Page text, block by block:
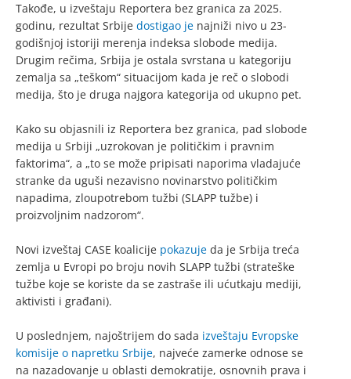
Takođe, u izveštaju Reportera bez granica za 2025.
godinu, rezultat Srbije dostigao je najniži nivo u 23-
godišnjoj istoriji merenja indeksa slobode medija.
Drugim rečima, Srbija je ostala svrstana u kategoriju
zemalja sa „teškom“ situacijom kada je reč o slobodi
medija, što je druga najgora kategorija od ukupno pet.
Kako su objasnili iz Reportera bez granica, pad slobode
medija u Srbiji „uzrokovan je političkim i pravnim
faktorima“, a „to se može pripisati naporima vladajuće
stranke da uguši nezavisno novinarstvo političkim
napadima, zloupotrebom tužbi (SLAPP tužbe) i
proizvoljnim nadzorom“.
Novi izveštaj CASE koalicije pokazuje da je Srbija treća
zemlja u Evropi po broju novih SLAPP tužbi (strateške
tužbe koje se koriste da se zastraše ili ućutkaju mediji,
aktivisti i građani).
U poslednjem, najoštrijem do sada izveštaju Evropske
komisije o napretku Srbije, najveće zamerke odnose se
na nazadovanje u oblasti demokratije, osnovnih prava i